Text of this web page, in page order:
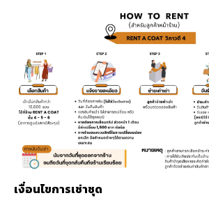
เงื่อนไขการเช่าชุด